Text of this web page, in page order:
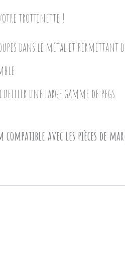
votre trottinette !
dans le métal et permettant
une large gamme de pegs
avec les pièces de